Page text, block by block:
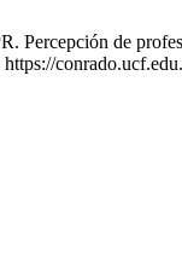
Percepción de